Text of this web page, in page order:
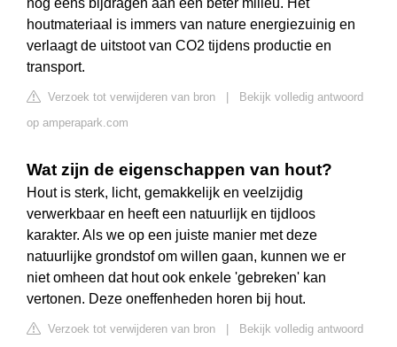
nog eens bijdragen aan een beter milieu. Het
houtmateriaal is immers van nature energiezuinig en
verlaagt de uitstoot van CO2 tijdens productie en
transport.
Verzoek tot verwijderen van bron
Bekijk volledig antwoord
op amperapark.com
Wat zijn de eigenschappen van hout?
Hout is sterk, licht, gemakkelijk en veelzijdig
verwerkbaar en heeft een natuurlijk en tijdloos
karakter. Als we op een juiste manier met deze
natuurlijke grondstof om willen gaan, kunnen we er
niet omheen dat hout ook enkele 'gebreken' kan
vertonen. Deze oneffenheden horen bij hout.
Verzoek tot verwijderen van bron
Bekijk volledig antwoord